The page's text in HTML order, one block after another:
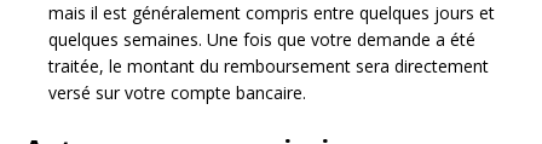
mais il est généralement compris entre quelques jours et
quelques semaines. Une fois que votre demande a été
traitée, le montant du remboursement sera directement
versé sur votre compte bancaire.